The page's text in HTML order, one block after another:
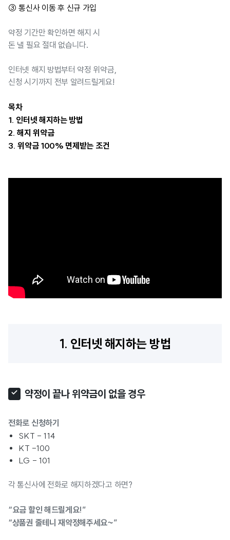
③ 통신사 이동 후 신규 가입
약정 기간만 확인하면 해지 시
돈 낼 필요 절대 없습니다.
인터넷 해지 방법부터 약정 위약금,
신청 시기까지 전부 알려드릴게요!
목차
1. 인터넷 해지하는 방법
2. 해지 위약금
3. 위약금 100% 면제받는 조건
1. 인터넷 해지하는 방법
약정이 끝나 위약금이 없을 경우
전화로 신청하기
SKT - 114
KT -100
LG - 101
각 통신사에 전화로 해지하겠다고 하면?
“요금 할인 해드릴게요!”
“상품권 줄테니 재약정해주세요~”